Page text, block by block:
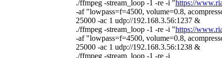
./ffmpeg -stream_loop -1 -re -i "https://
-af "lowpass=f=4500, volume=0.8,
25000 -ac 1 udp://192.168.3.56:1237 &
./ffmpeg -stream_loop -1 -re -i "https://
-af "lowpass=f=4500, volume=0.8,
25000 -ac 1 udp://192.168.3.56:1238 &
./ffmpeg -stream_loop -1 -re -i